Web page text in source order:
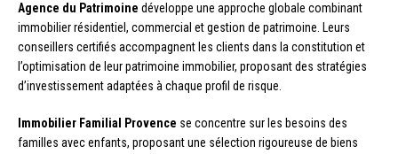
Agence du Patrimoine développe une approche globale combinant
immobilier résidentiel, commercial et gestion de patrimoine. Leurs
conseillers certifiés accompagnent les clients dans la constitution et
l’optimisation de leur patrimoine immobilier, proposant des stratégies
d’investissement adaptées à chaque profil de risque.
Immobilier Familial Provence se concentre sur les besoins des
familles avec enfants, proposant une sélection rigoureuse de biens